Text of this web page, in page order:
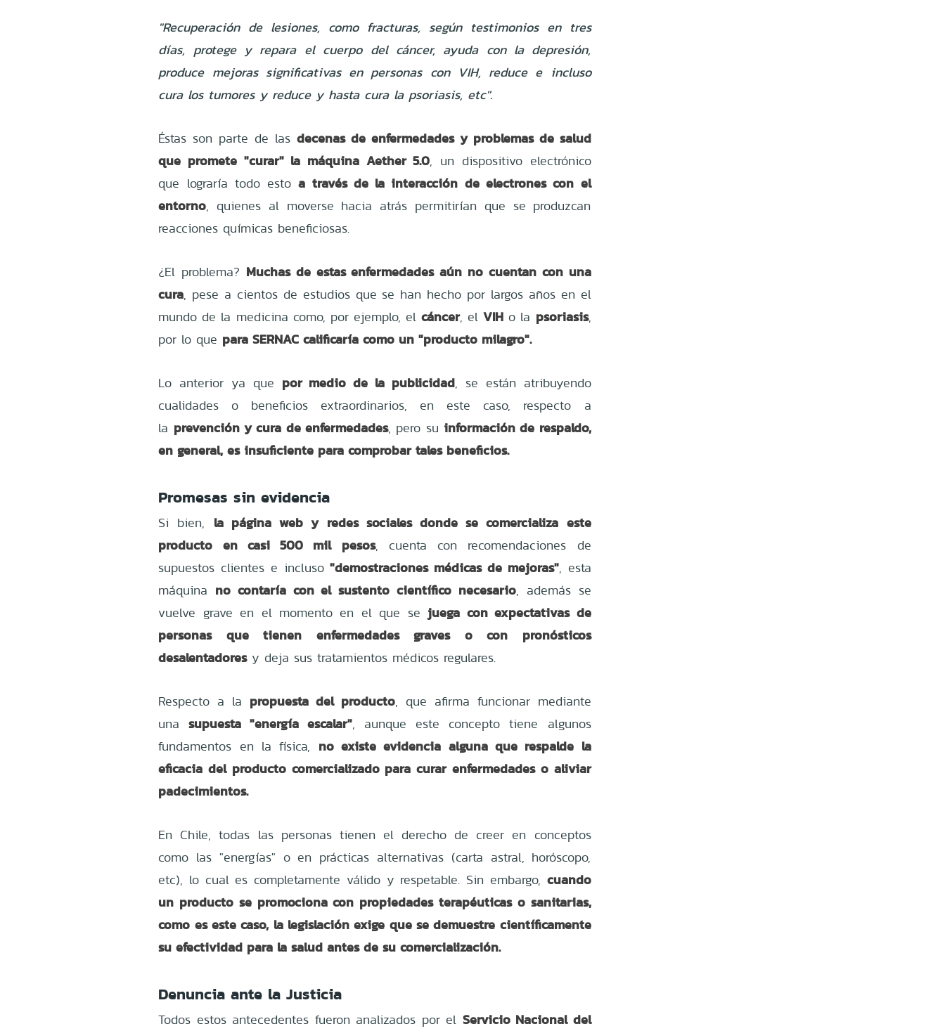
"Recuperación de lesiones, como fracturas, según testimonios en tres
días, protege y repara el cuerpo del cáncer, ayuda con la depresión,
produce mejoras significativas en personas con VIH, reduce e incluso
cura los tumores y reduce y hasta cura la psoriasis, etc".
Éstas son parte de las decenas de enfermedades y problemas de salud
que promete "curar" la máquina Aether 5.0, un dispositivo electrónico
que lograría todo esto a través de la interacción de electrones con el
entorno, quienes al moverse hacia atrás permitirían que se produzcan
reacciones químicas beneficiosas.
¿El problema? Muchas de estas enfermedades aún no cuentan con una
cura, pese a cientos de estudios que se han hecho por largos años en el
mundo de la medicina como, por ejemplo, el cáncer, el VIH o la psoriasis,
por lo que para SERNAC calificaría como un "producto milagro".
Lo anterior ya que por medio de la publicidad, se están atribuyendo
cualidades o beneficios extraordinarios, en este caso, respecto a
la prevención y cura de enfermedades, pero su información de respaldo,
en general, es insuficiente para comprobar tales beneficios.
Promesas sin evidencia
Si bien, la página web y redes sociales donde se comercializa este
producto en casi 500 mil pesos, cuenta con recomendaciones de
supuestos clientes e incluso "demostraciones médicas de mejoras", esta
máquina no contaría con el sustento científico necesario, además se
vuelve grave en el momento en el que se juega con expectativas de
personas que tienen enfermedades graves o con pronósticos
desalentadores y deja sus tratamientos médicos regulares.
Respecto a la propuesta del producto, que afirma funcionar mediante
una supuesta "energía escalar", aunque este concepto tiene algunos
fundamentos en la física, no existe evidencia alguna que respalde la
eficacia del producto comercializado para curar enfermedades o aliviar
padecimientos.
En Chile, todas las personas tienen el derecho de creer en conceptos
como las "energías" o en prácticas alternativas (carta astral, horóscopo,
etc), lo cual es completamente válido y respetable. Sin embargo, cuando
un producto se promociona con propiedades terapéuticas o sanitarias,
como es este caso, la legislación exige que se demuestre científicamente
su efectividad para la salud antes de su comercialización.
Denuncia ante la Justicia
Todos estos antecedentes fueron analizados por el Servicio Nacional del